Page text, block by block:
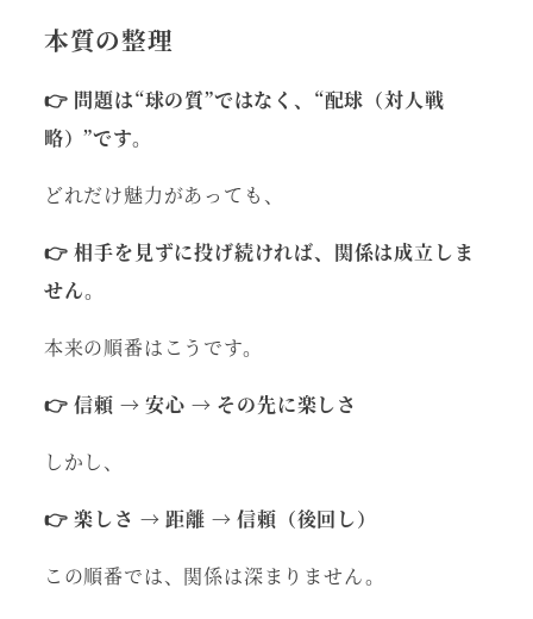
本質の整理
👉 問題は“球の質”ではなく、“配球（対人戦
略）”です。
どれだけ魅力があっても、
👉 相手を見ずに投げ続ければ、関係は成立しま
せん。
本来の順番はこうです。
👉 信頼 → 安心 → その先に楽しさ
しかし、
👉 楽しさ → 距離 → 信頼（後回し）
この順番では、関係は深まりません。